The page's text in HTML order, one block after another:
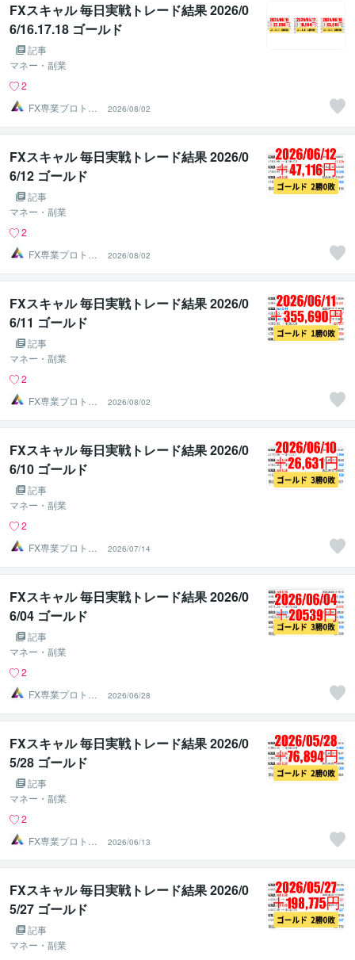
FXスキャル 毎日実戦トレード結果 2026/0
6/16.17.18 ゴールド
記事
マネー・副業
2
FX専業プロトレ
ーダーのAチーム
2026/08/02
FXスキャル 毎日実戦トレード結果 2026/0
6/12 ゴールド
記事
マネー・副業
2
FX専業プロトレ
ーダーのAチーム
2026/08/02
FXスキャル 毎日実戦トレード結果 2026/0
6/11 ゴールド
記事
マネー・副業
2
FX専業プロトレ
ーダーのAチーム
2026/08/02
FXスキャル 毎日実戦トレード結果 2026/0
6/10 ゴールド
記事
マネー・副業
2
FX専業プロトレ
ーダーのAチーム
2026/07/14
FXスキャル 毎日実戦トレード結果 2026/0
6/04 ゴールド
記事
マネー・副業
2
FX専業プロトレ
ーダーのAチーム
2026/06/28
FXスキャル 毎日実戦トレード結果 2026/0
5/28 ゴールド
記事
マネー・副業
2
FX専業プロトレ
ーダーのAチーム
2026/06/13
FXスキャル 毎日実戦トレード結果 2026/0
5/27 ゴールド
記事
マネー・副業